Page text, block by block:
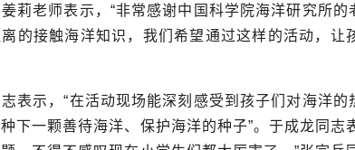
莉老师表示，“非常感谢中国科学院海洋研究所
的接触海洋知识，我们希望通过这样的活动，
表示，“在活动现场能深刻感受到孩子们对海洋
下一颗善待海洋、保护海洋的种子”。于成龙同